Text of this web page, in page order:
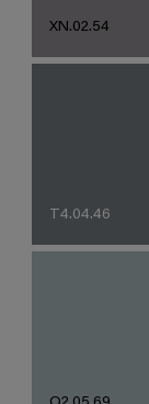
XN.02.54
T4.04.46